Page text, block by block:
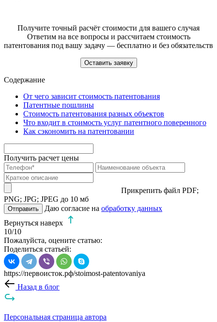
Получите точный расчёт стоимости для вашего случая
Ответим на все вопросы и рассчитаем стоимость
патентования под вашу задачу — бесплатно и без обязательств
Оставить заявку
Содержание
От чего зависит стоимость патентования
Патентные пошлины
Стоимость патентования разных объектов
Что входит в стоимость услуг патентного поверенного
Как сэкономить на патентовании
Получить расчет цены
Прикрепить файл PDF;
PNG; JPG; JPEG до 10 мб
Отправить Даю согласие на обработку данных
Вернуться наверх
10/10
Пожалуйста, оцените статью:
Поделиться статьей:
https://первоисток.рф/stoimost-patentovaniya
Назад в блог
Персональная страница автора